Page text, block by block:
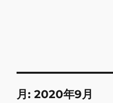
INNOCENCE
物 etc販売 江戸
月:2020年9月